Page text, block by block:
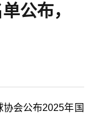
公布，
会公布2025年国